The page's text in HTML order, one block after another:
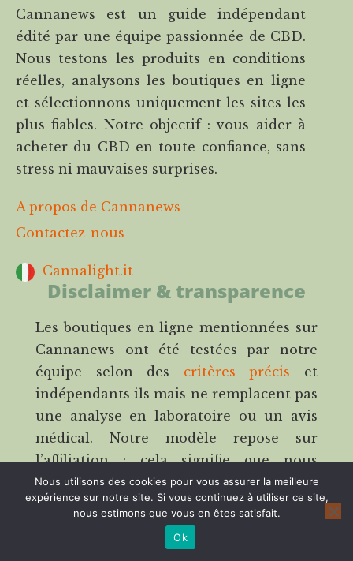
Cannanews est un guide indépendant
édité par une équipe passionnée de CBD.
Nous testons les produits en conditions
réelles, analysons les boutiques en ligne
et sélectionnons uniquement les sites les
plus fiables. Notre objectif : vous aider à
acheter du CBD en toute confiance, sans
stress ni mauvaises surprises.
A propos de Cannanews
Contactez-nous
Cannalight.it
Disclaimer & transparence
Les boutiques en ligne mentionnées sur
Cannanews ont été testées par notre
équipe selon des critères précis et
indépendants ils mais ne remplacent pas
une analyse en laboratoire ou un avis
médical. Notre modèle repose sur
l’affiliation : cela signifie que nous
pouvons percevoir une commission si
vous passez commande via nos liens,
sans aucun surcoût pour vous. La
transparence fait partie intégrante de
Nous utilisons des cookies pour vous assurer la meilleure
expérience sur notre site. Si vous continuez à utiliser ce site,
nous estimons que vous en êtes satisfait.
Ok